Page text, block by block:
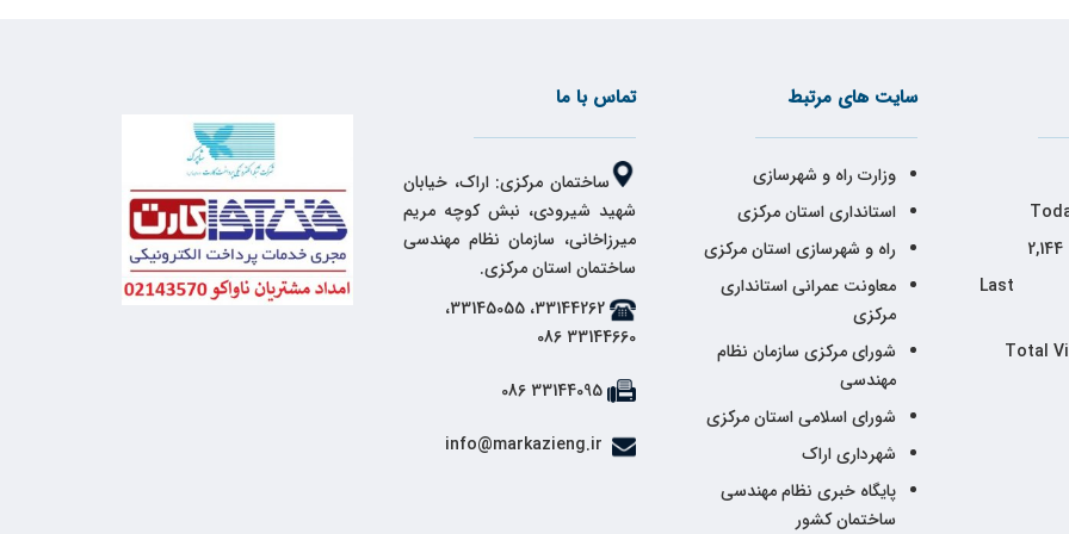
2,144
Last
Total
سایت های مرتبط
وزارت راه و شهرسازی
استانداری استان مرکزی
راه و شهرسازی استان مرکزی
معاونت عمرانی استانداری
مرکزی
شورای مرکزی سازمان نظام
مهندسی
شورای اسلامی استان مرکزی
شهرداری اراک
پایگاه خبری نظام مهندسی
ساختمان کشور
تماس با ما
ساختمان مرکزی: اراک، خیابان
شهید شیرودی، نبش کوچه مریم
میرزاخانی، سازمان نظام مهندسی
ساختمان استان مرکزی.
33144262، 33145055،
33144660 086
33144095 086